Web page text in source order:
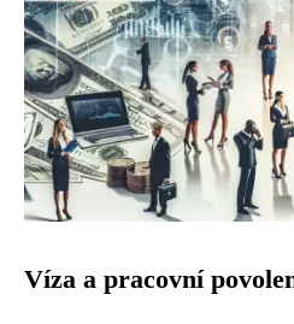
Víza a pracovní